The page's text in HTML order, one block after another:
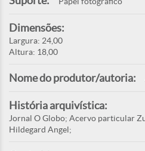
Dimensões:
Largura: 24,00
Altura: 18,00
Nome do produtor/autoria:
História arquivística:
Jornal O Globo; Acervo particular
Hildegard Angel;